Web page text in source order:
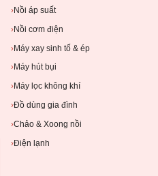
› Nồi áp suất
›Nồi cơm điện
›Máy xay sinh tố & ép
› Máy hút bụi
› Máy lọc không khí
›Đồ dùng gia đình
›Chảo & Xoong nồi
›Điện lạnh